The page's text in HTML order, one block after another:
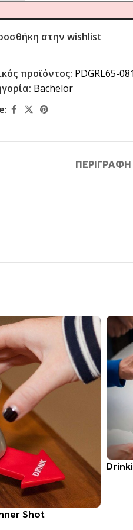
στην wishlist
προϊόντος: PDGRL65-
Bachelor
ΠΕΡΙΓΡΑΦΉ
Shot